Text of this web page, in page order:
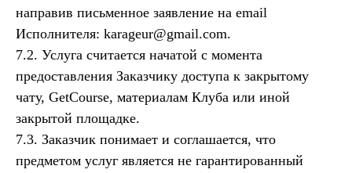
направив письменное заявление на email
Исполнителя: karageur@gmail.com.
7.2. Услуга считается начатой с момента
предоставления Заказчику доступа к закрытому
чату, GetCourse, материалам Клуба или иной
закрытой площадке.
7.3. Заказчик понимает и соглашается, что
предметом услуг является не гарантированный